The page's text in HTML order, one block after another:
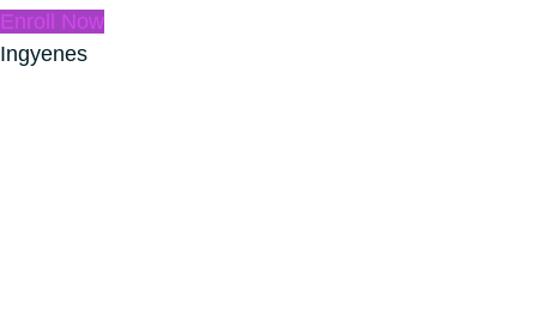
Enroll Now
Ingyenes